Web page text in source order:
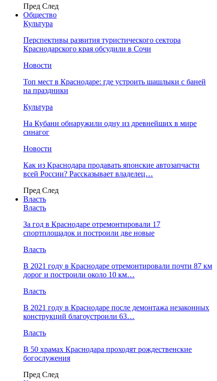
Пред След
Общество
Культура
Перспективы развития туристического сектора
Краснодарского края обсудили в Сочи
Новости
Топ мест в Краснодаре: где устроить шашлыки с баней
на праздники
Культура
На Кубани обнаружили одну из древнейших в мире
синагог
Новости
Как из Краснодара продавать японские автозапчасти
всей России? Рассказывает владелец…
Пред След
Власть
Власть
За год в Краснодаре отремонтировали 17
спортплощадок и построили две новые
Власть
В 2021 году в Краснодаре отремонтировали почти 87 км
дорог и построили около 10 км…
Власть
В 2021 году в Краснодаре после демонтажа незаконных
конструкций благоустроили 63…
Власть
В 50 храмах Краснодара проходят рождественские
богослужения
Пред След